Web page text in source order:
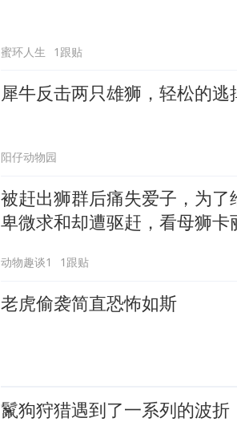
蜜环人生 1跟贴
犀牛反击两只雄狮，轻松的逃
阳仔动物园
被赶出狮群后痛失爱子，为
卑微求和却遭驱赶，看母狮
动物趣谈1 1跟贴
老虎偷袭简直恐怖如斯
鬣狗狩猎遇到了一系列的波折